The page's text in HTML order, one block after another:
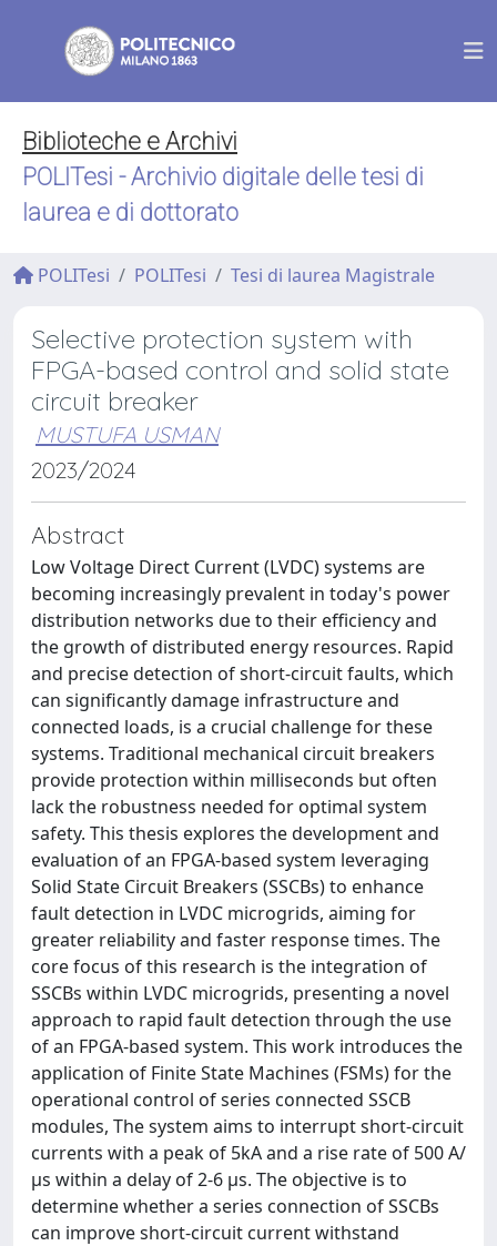
Biblioteche e Archivi
POLITesi - Archivio digitale delle tesi di
laurea e di dottorato
POLITesi POLITesi Tesi di laurea Magistrale
Selective protection system with
FPGA-based control and solid state
circuit breaker
MUSTUFA USMAN
2023/2024
Abstract
Low Voltage Direct Current (LVDC) systems are
becoming increasingly prevalent in today's power
distribution networks due to their efficiency and
the growth of distributed energy resources. Rapid
and precise detection of short-circuit faults, which
can significantly damage infrastructure and
connected loads, is a crucial challenge for these
systems. Traditional mechanical circuit breakers
provide protection within milliseconds but often
lack the robustness needed for optimal system
safety. This thesis explores the development and
evaluation of an FPGA-based system leveraging
Solid State Circuit Breakers (SSCBs) to enhance
fault detection in LVDC microgrids, aiming for
greater reliability and faster response times. The
core focus of this research is the integration of
SSCBs within LVDC microgrids, presenting a novel
approach to rapid fault detection through the use
of an FPGA-based system. This work introduces the
application of Finite State Machines (FSMs) for the
operational control of series connected SSCB
modules, The system aims to interrupt short-circuit
currents with a peak of 5kA and a rise rate of 500 A/
µs within a delay of 2-6 µs. The objective is to
determine whether a series connection of SSCBs
can improve short-circuit current withstand